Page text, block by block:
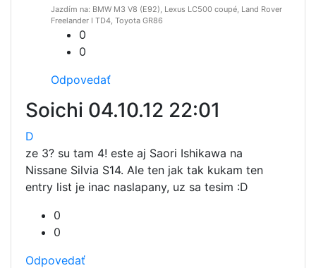
Jazdím na: BMW M3 V8 (E92), Lexus LC500 coupé, Land Rover
Freelander I TD4, Toyota GR86
0
0
Odpovedať
Soichi 04.10.12 22:01
D
ze 3? su tam 4! este aj Saori Ishikawa na
Nissane Silvia S14. Ale ten jak tak kukam ten
entry list je inac naslapany, uz sa tesim :D
0
0
Odpovedať